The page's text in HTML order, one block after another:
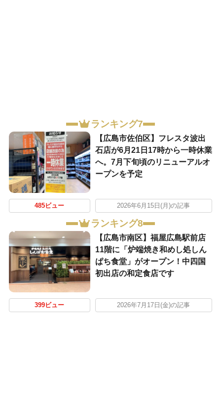
ランキング7
【広島市佐伯区】フレスタ波出
石店が6月21日17時から一時休業
へ。7月下旬頃のリニューアルオ
ープンを予定
485ビュー 2026年6月15日(月)の記事
ランキング8
【広島市南区】福屋広島駅前店
11階に「炉端焼き和めし処しん
ぱち食堂」がオープン！中四国
初出店の和定食店です
399ビュー 2026年7月17日(金)の記事